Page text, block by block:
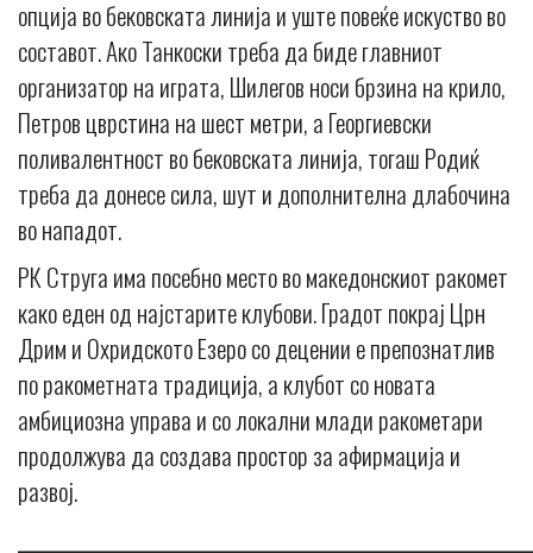
опција во бековската линија и уште повеќе искуство во
составот. Ако Танкоски треба да биде главниот
организатор на играта, Шилегов носи брзина на крило,
Петров цврстина на шест метри, а Георгиевски
поливалентност во бековската линија, тогаш Родиќ
треба да донесе сила, шут и дополнителна длабочина
во нападот.
РК Струга има посебно место во македонскиот ракомет
како еден од најстарите клубови. Градот покрај Црн
Дрим и Охридското Езеро со децении е препознатлив
по ракометната традиција, а клубот со новата
амбициозна управа и со локални млади ракометари
продолжува да создава простор за афирмација и
развој.